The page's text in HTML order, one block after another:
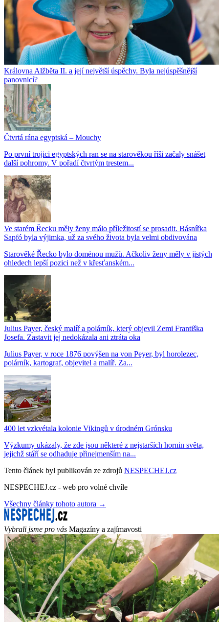
Královna Alžběta II. a její největší úspěchy. Byla nejúspěšnější
panovnicí?
Čtvrtá rána egyptská – Mouchy
Po první trojici egyptských ran se na starověkou říši začaly snášet
další pohromy. V pořadí čtvrtým trestem...
Ve starém Řecku měly ženy málo příležitostí se prosadit. Básnířka
Sapfó byla výjimka, už za svého života byla velmi obdivována
Starověké Řecko bylo doménou mužů. Ačkoliv ženy měly v jistých
ohledech lepší pozici než v křesťanském...
Julius Payer, český malíř a polárník, který objevil Zemi Františka
Josefa. Zastavit jej nedokázala ani ztráta oka
Julius Payer, v roce 1876 povýšen na von Peyer, byl horolezec,
polárník, kartograf, objevitel a malíř. Za...
400 let vzkvétala kolonie Vikingů v úrodném Grónsku
Výzkumy ukázaly, že zde jsou některé z nejstarších hornin světa,
jejichž stáří se odhaduje přinejmenším na...
Tento článek byl publikován ze zdrojů NESPECHEJ.cz
NESPECHEJ.cz - web pro volné chvíle
Všechny články tohoto autora →
Vybrali jsme pro vás Magazíny a zajímavosti